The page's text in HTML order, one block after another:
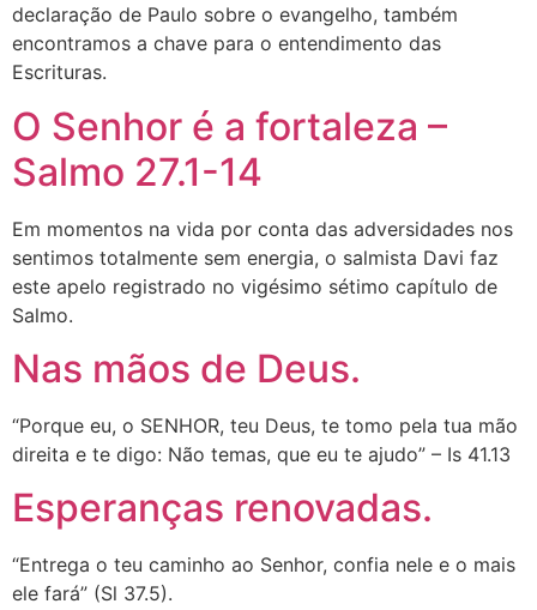
declaração de Paulo sobre o evangelho, também
encontramos a chave para o entendimento das
Escrituras.
O Senhor é a fortaleza –
Salmo 27.1-14
Em momentos na vida por conta das adversidades nos
sentimos totalmente sem energia, o salmista Davi faz
este apelo registrado no vigésimo sétimo capítulo de
Salmo.
Nas mãos de Deus.
“Porque eu, o SENHOR, teu Deus, te tomo pela tua mão
direita e te digo: Não temas, que eu te ajudo” – Is 41.13
Esperanças renovadas.
“Entrega o teu caminho ao Senhor, confia nele e o mais
ele fará” (Sl 37.5).